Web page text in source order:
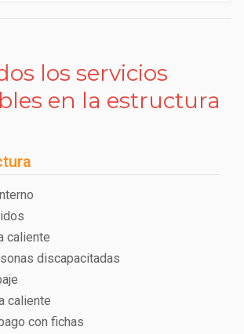
los servicios
en la estructura
caliente
discapacitadas
caliente
con fichas